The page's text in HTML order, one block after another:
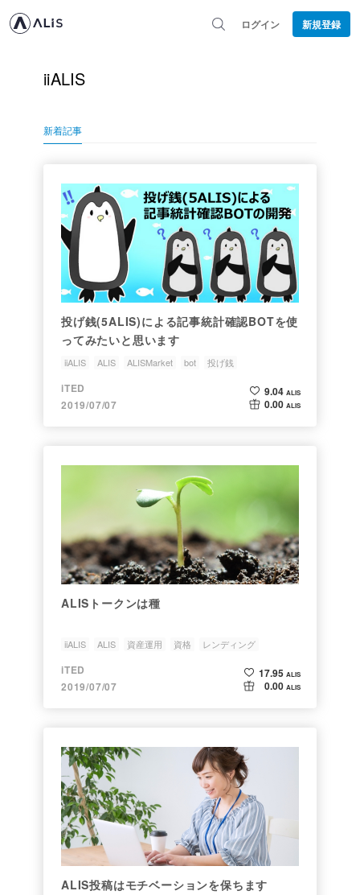
ログイン 新規登録
iiALIS
新着記事
投げ銭(5ALIS)による記事統計確認BOTを使
ってみたいと思います
iiALIS ALIS ALISMarket bot 投げ銭
iTED
2019/07/07
9.04 ALIS
0.00 ALIS
ALISトークンは種
iiALIS ALIS 資産運用 資格 レンディング
iTED
2019/07/07
17.95 ALIS
0.00 ALIS
ALIS投稿はモチベーションを保ちます